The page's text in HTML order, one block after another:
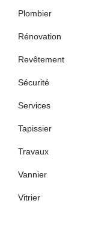
Plombier
Rénovation
Revêtement
Sécurité
Services
Tapissier
Travaux
Vannier
Vitrier